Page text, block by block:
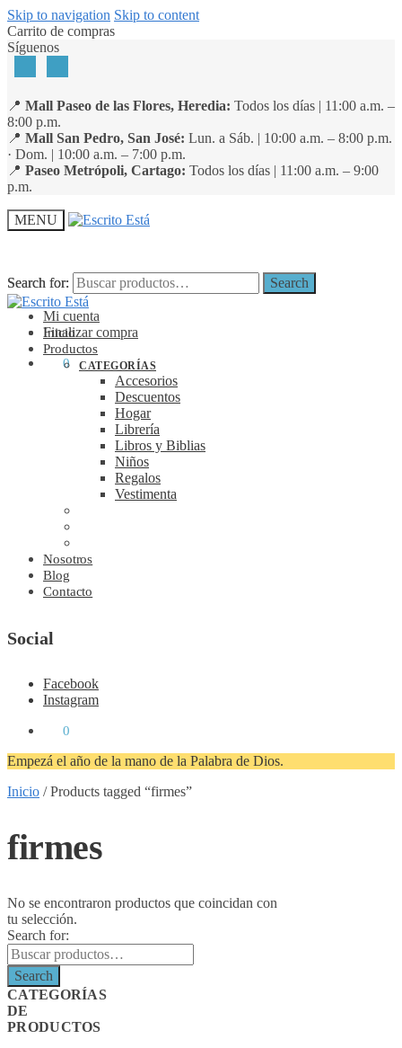
Skip to navigation Skip to content
Carrito de compras
Síguenos
📍 Mall Paseo de las Flores, Heredia: Todos los días | 11:00 a.m. –
8:00 p.m.
📍 Mall San Pedro, San José: Lun. a Sáb. | 10:00 a.m. – 8:00 p.m.
· Dom. | 10:00 a.m. – 7:00 p.m.
📍 Paseo Metrópoli, Cartago: Todos los días | 11:00 a.m. – 9:00
p.m.
MENU
Search for: Search
Mi cuenta
Finalizar compra
0
Search for: Search
Inicio
Productos
CATEGORÍAS
Accesorios
Descuentos
Hogar
Librería
Libros y Biblias
Niños
Regalos
Vestimenta
Nosotros
Blog
Contacto
Social
Facebook
Instagram
0
Empezá el año de la mano de la Palabra de Dios.
Inicio /Products tagged “firmes”
firmes
No se encontraron productos que coincidan con
tu selección.
Search for:
Search
CATEGORÍAS
DE
PRODUCTOS